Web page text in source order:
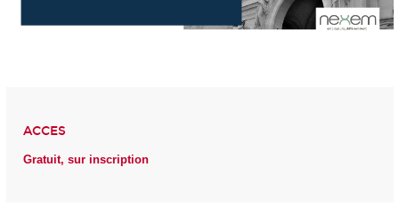
ACCES
Gratuit, sur inscription